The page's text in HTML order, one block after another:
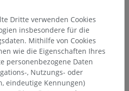
Strukturen
Dritte verwenden Cookies
insbesondere für die
Mithilfe von Cookies
wie die Eigenschaften Ihres
personenbezogene Daten
, Nutzungs- oder
eindeutige Kennungen)